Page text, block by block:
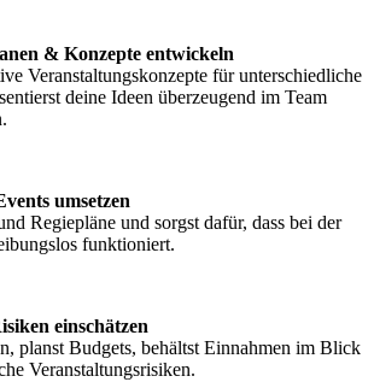
& Konzepte entwickeln
Veranstaltungskonzepte für unterschiedliche
deine Ideen überzeugend im Team
umsetzen
Regiepläne und sorgst dafür, dass bei der
funktioniert.
einschätzen
planst Budgets, behältst Einnahmen im Blick
Veranstaltungsrisiken.